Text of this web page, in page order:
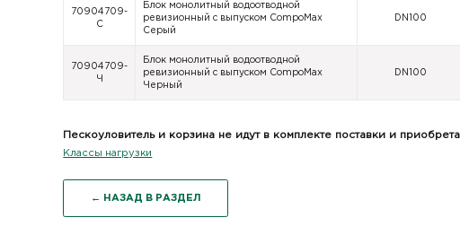
70904709-
С
Блок монолитный водоотводной
ревизионный с выпуском CompoMax
Серый
DN100
70904709-
Ч
Блок монолитный водоотводной
ревизионный с выпуском CompoMax
Черный
DN100
Пескоуловитель и корзина не идут в комплекте поставки и
Классы нагрузки
← НАЗАД В РАЗДЕЛ